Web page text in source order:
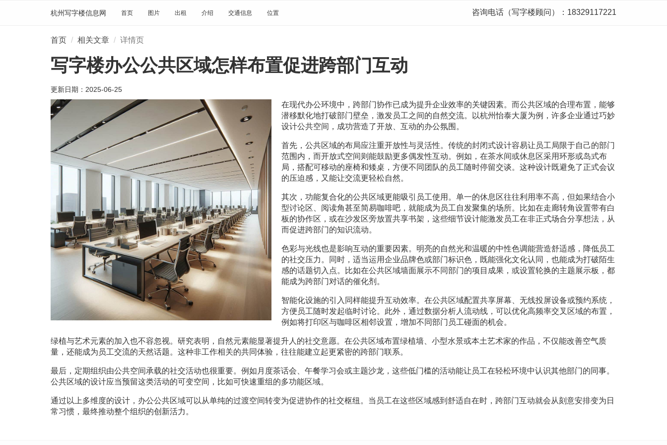
杭州写字楼信息网 首页 图片 出租 介绍 交通信息 位置 咨询电话（写字楼顾问）：18329117221
首页 相关文章 详情页
写字楼办公公共区域怎样布置促进跨部门互动
更新日期： 2025-06-25
在现代办公环境中，跨部门协作已成为提升企业效率的关键因素。而公共区域的合理布置，能够
潜移默化地打破部门壁垒，激发员工之间的自然交流。以杭州怡泰大厦为例，许多企业通过巧妙
设计公共空间，成功营造了开放、互动的办公氛围。
首先，公共区域的布局应注重开放性与灵活性。传统的封闭式设计容易让员工局限于自己的部门
范围内，而开放式空间则能鼓励更多偶发性互动。例如，在茶水间或休息区采用环形或岛式布
局，搭配可移动的座椅和矮桌，方便不同团队的员工随时停留交谈。这种设计既避免了正式会议
的压迫感，又能让交流更轻松自然。
其次，功能复合化的公共区域更能吸引员工使用。单一的休息区往往利用率不高，但如果结合小
型讨论区、阅读角甚至简易咖啡吧，就能成为员工自发聚集的场所。比如在走廊转角设置带有白
板的协作区，或在沙发区旁放置共享书架，这些细节设计能激发员工在非正式场合分享想法，从
而促进跨部门的知识流动。
色彩与光线也是影响互动的重要因素。明亮的自然光和温暖的中性色调能营造舒适感，降低员工
的社交压力。同时，适当运用企业品牌色或部门标识色，既能强化文化认同，也能成为打破陌生
感的话题切入点。比如在公共区域墙面展示不同部门的项目成果，或设置轮换的主题展示板，都
能成为跨部门对话的催化剂。
智能化设施的引入同样能提升互动效率。在公共区域配置共享屏幕、无线投屏设备或预约系统，
方便员工随时发起临时讨论。此外，通过数据分析人流动线，可以优化高频率交叉区域的布置，
例如将打印区与咖啡区相邻设置，增加不同部门员工碰面的机会。
绿植与艺术元素的加入也不容忽视。研究表明，自然元素能显著提升人的社交意愿。在公共区域布置绿植墙、小型水景或本土艺术家的作品，不仅能改善空气质
量，还能成为员工交流的天然话题。这种非工作相关的共同体验，往往能建立起更紧密的跨部门联系。
最后，定期组织由公共空间承载的社交活动也很重要。例如月度茶话会、午餐学习会或主题沙龙，这些低门槛的活动能让员工在轻松环境中认识其他部门的同事。
公共区域的设计应当预留这类活动的可变空间，比如可快速重组的多功能区域。
通过以上多维度的设计，办公公共区域可以从单纯的过渡空间转变为促进协作的社交枢纽。当员工在这些区域感到舒适自在时，跨部门互动就会从刻意安排变为日
常习惯，最终推动整个组织的创新活力。